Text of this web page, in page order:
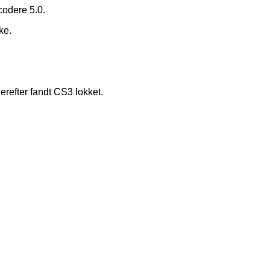
5.0.
fandt CS3 lokket.